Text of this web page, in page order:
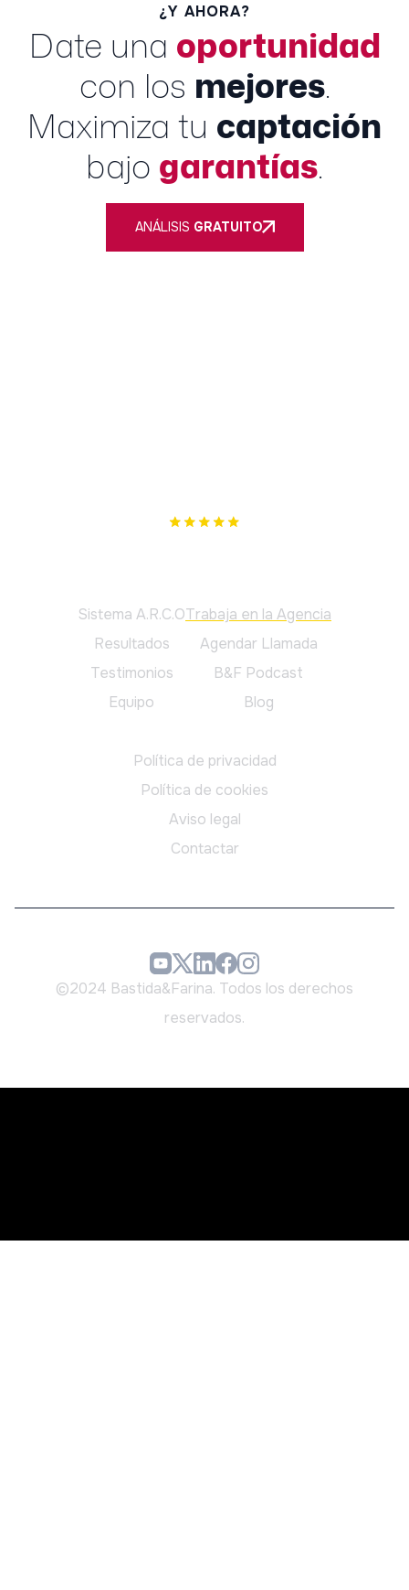
¿Y AHORA?
Date una oportunidad
con los mejores.
Maximiza tu captación
bajo garantías.
ANÁLISIS GRATUITO
Sistema A.R.C.O
Resultados
Testimonios
Equipo
Trabaja en la Agencia
Agendar Llamada
B&F Podcast
Blog
Política de privacidad
Política de cookies
Aviso legal
Contactar
©2024 Bastida&Farina. Todos los derechos
reservados.